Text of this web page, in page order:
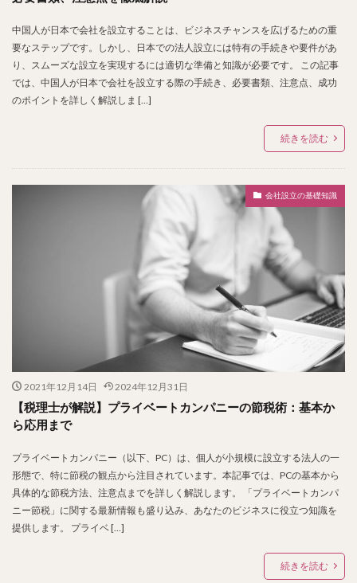
中国人が日本で会社を設立することは、ビジネスチャンスを広げるための重
要なステップです。しかし、日本での法人設立には特有の手続きや要件があ
り、スムーズな設立を実現するには適切な準備と知識が必要です。 この記事
では、中国人が日本で会社を設立する際の手続き、必要書類、注意点、成功
のポイントを詳しく解説しま […]
続きを読む
会社設立の基礎知識
2021年12月14日 2024年12月31日
【税理士が解説】プライベートカンパニーの節税術：基本か
ら応用まで
プライベートカンパニー（以下、PC）は、個人が小規模に設立する法人の一
形態で、特に節税の観点から注目されています。本記事では、PCの基本から
具体的な節税方法、注意点までを詳しく解説します。 「プライベートカンパ
ニー節税」に関する最新情報も盛り込み、あなたのビジネスに役立つ知識を
提供します。 プライベ […]
続きを読む